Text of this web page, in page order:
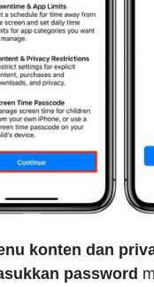
konten dan
password